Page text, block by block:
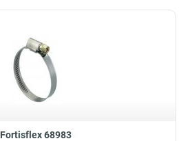
Fortisflex 68983